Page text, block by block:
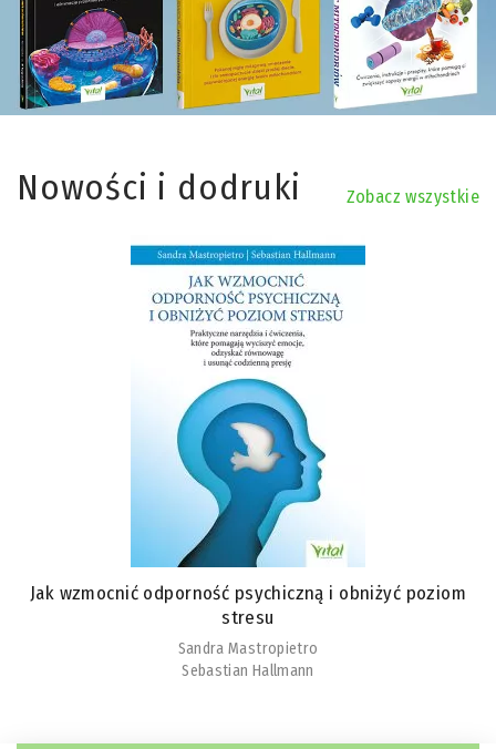
Nowości i dodruki Zobacz wszystkie
Jak wzmocnić odporność psychiczną i obniżyć poziom
stresu
Sandra Mastropietro
Sebastian Hallmann